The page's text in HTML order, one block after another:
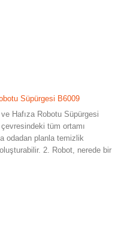
Süpürgesi B6009
Hafıza Robotu Süpürgesi
tüm ortamı
odadan planla temizlik
2. Robot, nerede bir